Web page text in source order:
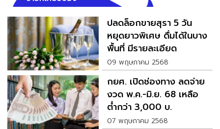
ปลดล็อกขายสุรา 5 วัน
หยุดยาวพิเศษ ดื่มได้ในบาง
พื้นที่ มีรายละเอียด
09 พฤษภาคม 2568
กยศ. เปิดช่องทาง ลดจ่าย
งวด พ.ค.-มิ.ย. 68 เหลือ
ต่ำกว่า 3,000 บ.
07 พฤษภาคม 2568